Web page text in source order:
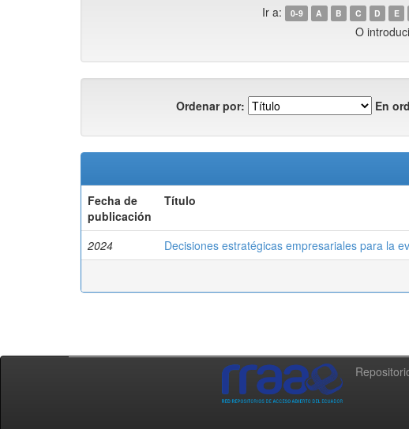
Ir a: 0-9 A B C D E
O
Ordenar por: En
Fecha de
publicación
Título
2024 Decisiones estratégicas empresariales para la